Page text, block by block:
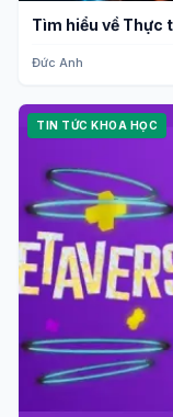
Tìm hiểu về Thực
Đức Anh
TIN TỨC KHOA HỌC